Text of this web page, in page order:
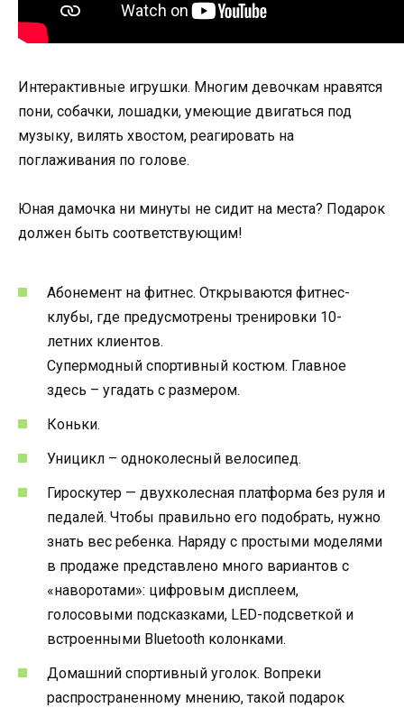
Интерактивные игрушки. Многим девочкам нравятся
пони, собачки, лошадки, умеющие двигаться под
музыку, вилять хвостом, реагировать на
поглаживания по голове.
Юная дамочка ни минуты не сидит на места? Подарок
должен быть соответствующим!
Абонемент на фитнес. Открываются фитнес-
клубы, где предусмотрены тренировки 10-
летних клиентов.
Супермодный спортивный костюм. Главное
здесь – угадать с размером.
Коньки.
Уницикл – одноколесный велосипед.
Гироскутер — двухколесная платформа без руля и
педалей. Чтобы правильно его подобрать, нужно
знать вес ребенка. Наряду с простыми моделями
в продаже представлено много вариантов с
«наворотами»: цифровым дисплеем,
голосовыми подсказками, LED-подсветкой и
встроенными Bluetooth колонками.
Домашний спортивный уголок. Вопреки
распространенному мнению, такой подарок